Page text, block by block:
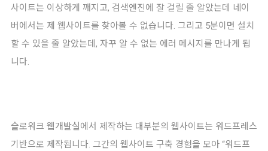
사이트는 이상하게 깨지고, 검색엔진에 잘 걸릴 줄 알았는데 네이
버에서는 제 웹사이트를 찾아볼 수 없습니다. 그리고 5분이면 설치
할 수 있을 줄 알았는데, 자꾸 알 수 없는 에러 메시지를 만나게 됩
니다.
슬로워크 웹개발실에서 제작하는 대부분의 웹사이트는 워드프레스
기반으로 제작됩니다. 그간의 웹사이트 구축 경험을 모아 “워드프